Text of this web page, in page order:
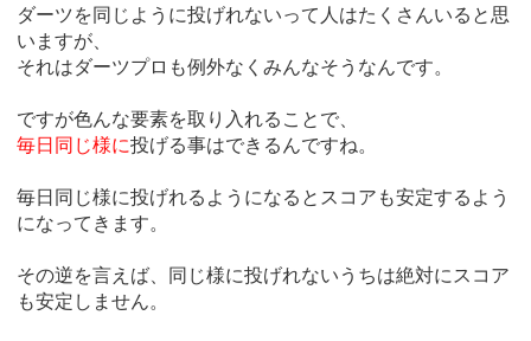
ダーツを同じように投げれないって人はたくさんいると思
いますが、
それはダーツプロも例外なくみんなそうなんです。
ですが色んな要素を取り入れることで、
毎日同じ様に投げる事はできるんですね。
毎日同じ様に投げれるようになるとスコアも安定するよう
になってきます。
その逆を言えば、同じ様に投げれないうちは絶対にスコア
も安定しません。